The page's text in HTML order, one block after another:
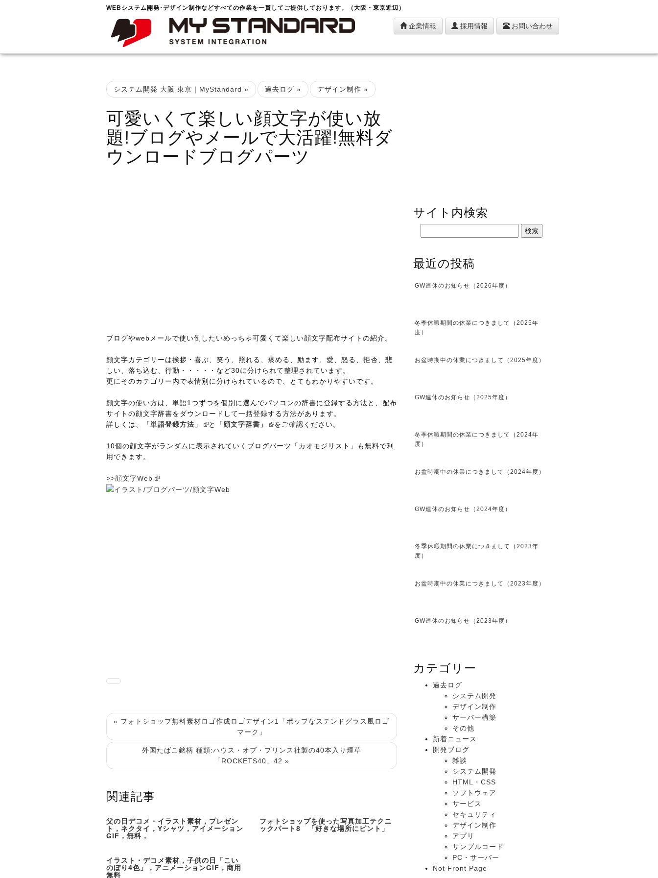
WEBシステム開発･デザイン制作などすべての作業を一貫してご提供しております。（大阪・東京近辺）
企業情報 採用情報 お問い合わせ
システム開発 大阪 東京｜MyStandard » 過去ログ » デザイン制作 »
可愛いくて楽しい顔文字が使い放
題!ブログやメールで大活躍!無料ダ
ウンロードブログパーツ
ブログやwebメールで使い倒したいめっちゃ可愛くて楽しい顔文字配布サイトの紹介。
顔文字カテゴリーは挨拶・喜ぶ、笑う、照れる、褒める、励ます、愛、怒る、拒否、悲
しい、落ち込む、行動・・・・・など30に分けられて整理されています。
更にそのカテゴリー内で表情別に分けられているので、とてもわかりやすいです。
顔文字の使い方は、単語1つずつを個別に選んでパソコンの辞書に登録する方法と、配布
サイトの顔文字辞書をダウンロードして一括登録する方法があります。
詳しくは、
「単語登録方法」 と 「顔文字辞書」 をご確認ください。
10個の顔文字がランダムに表示されていくブログパーツ「カオモジリスト」も無料で利
用できます。
>>顔文字Web
« フォトショップ無料素材ロゴ作成ロゴデザイン1「ポップなステンドグラス風ロゴ
マーク」
外国たばこ銘柄 種類:ハウス・オブ・プリンス社製の40本入り煙草
「ROCKETS40」42 »
関連記事
父の日デコメ・イラスト素材，プレゼン
ト，ネクタイ，Yシャツ，アイメーション
GIF，無料，
フォトショップを使った写真加工テクニ
ックパート8 「好きな場所にピント」
イラスト・デコメ素材，子供の日「こい
のぼり4色」，アニメーションGIF，商用
無料
サイト内検索
最近の投稿
GW連休のお知らせ（2026年度）
冬季休暇期間の休業につきまして（2025年
度）
お盆時期中の休業につきまして（2025年度）
GW連休のお知らせ（2025年度）
冬季休暇期間の休業につきまして（2024年
度）
お盆時期中の休業につきまして（2024年度）
GW連休のお知らせ（2024年度）
冬季休暇期間の休業につきまして（2023年
度）
お盆時期中の休業につきまして（2023年度）
GW連休のお知らせ（2023年度）
カテゴリー
過去ログ
システム開発
デザイン制作
サーバー構築
その他
新着ニュース
開発ブログ
雑談
システム開発
HTML・CSS
ソフトウェア
サービス
セキュリティ
デザイン制作
アプリ
サンプルコード
PC・サーバー
Not Front Page